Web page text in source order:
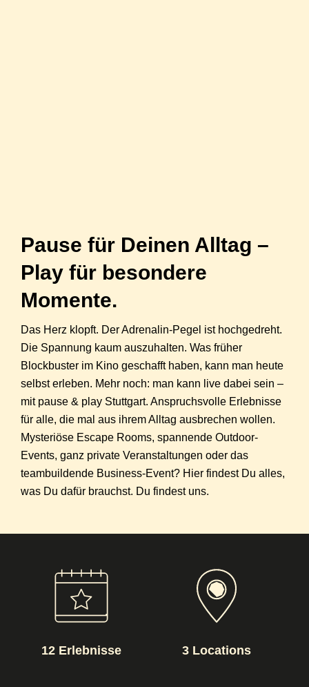
Pause für Deinen Alltag –
Play für besondere
Momente.​
Das Herz klopft. Der Adrenalin-Pegel ist hochgedreht.
Die Spannung kaum auszuhalten. Was früher
Blockbuster im Kino geschafft haben, kann man heute
selbst erleben. Mehr noch: man kann live dabei sein –
mit pause & play Stuttgart. Anspruchsvolle Erlebnisse
für alle, die mal aus ihrem Alltag ausbrechen wollen.
Mysteriöse Escape Rooms, spannende Outdoor-
Events, ganz private Veranstaltungen oder das
teambuildende Business-Event? Hier findest Du alles,
was Du dafür brauchst. Du findest uns.
12 Erlebnisse 3 Locations